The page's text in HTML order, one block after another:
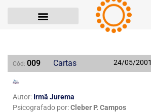
Cód: 009 Cartas 24/05/2001
Autor: Irmã Jurema
Psicografado por:Cleber P. Campos